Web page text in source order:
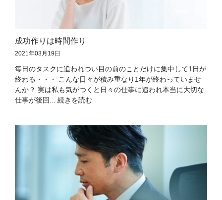
成功作りは時間作り
2021年03月19日
毎日のタスクに追われつい目の前のことだけに集中して1日が
終わる・・・ こんな日々が積み重なり1年が終わっていませ
んか？ 実は私も気がつくと日々の仕事に追われ本当に大切な
仕事が後回... 続きを読む